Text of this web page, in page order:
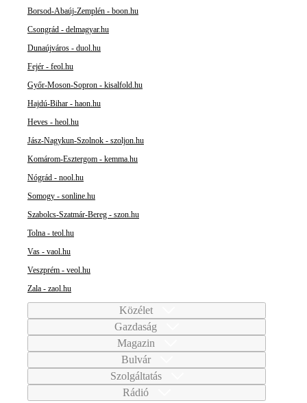
Borsod-Abaúj-Zemplén - boon.hu
Csongrád - delmagyar.hu
Dunaújváros - duol.hu
Fejér - feol.hu
Győr-Moson-Sopron - kisalfold.hu
Hajdú-Bihar - haon.hu
Heves - heol.hu
Jász-Nagykun-Szolnok - szoljon.hu
Komárom-Esztergom - kemma.hu
Nógrád - nool.hu
Somogy - sonline.hu
Szabolcs-Szatmár-Bereg - szon.hu
Tolna - teol.hu
Vas - vaol.hu
Veszprém - veol.hu
Zala - zaol.hu
Közélet
Gazdaság
Magazin
Bulvár
Szolgáltatás
Rádió